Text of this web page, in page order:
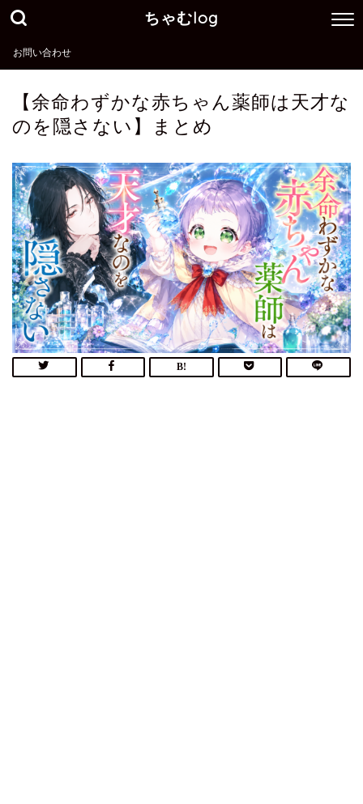
ちゃむlog
お問い合わせ
【余命わずかな赤ちゃん薬師は天才な
のを隠さない】まとめ